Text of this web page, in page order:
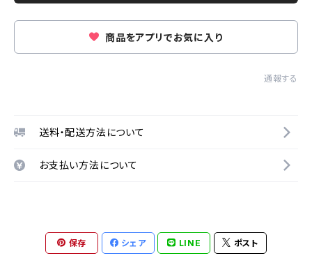
商品をアプリでお気に入り
通報する
送料・配送方法について
お支払い方法について
保存 シェア LINE ポスト